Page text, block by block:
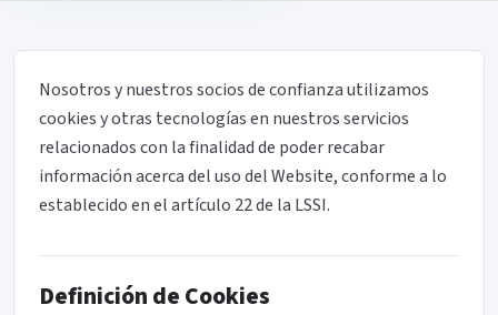
Nosotros y nuestros socios de confianza utilizamos
cookies y otras tecnologías en nuestros servicios
relacionados con la finalidad de poder recabar
información acerca del uso del Website, conforme a lo
establecido en el artículo 22 de la LSSI.
Definición de Cookies